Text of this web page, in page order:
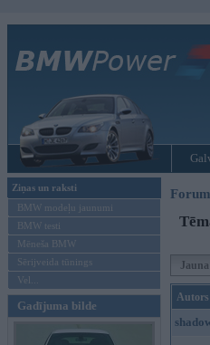
Ziņas un raksti
BMW modeļu jaunumi
BMW testi
Mēneša BMW
Sērijveida tūnings
Vel...
Gadījuma bilde
Autors